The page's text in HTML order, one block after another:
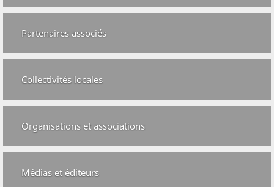
Partenaires associés
Collectivités locales
Organisations et associations
Médias et éditeurs